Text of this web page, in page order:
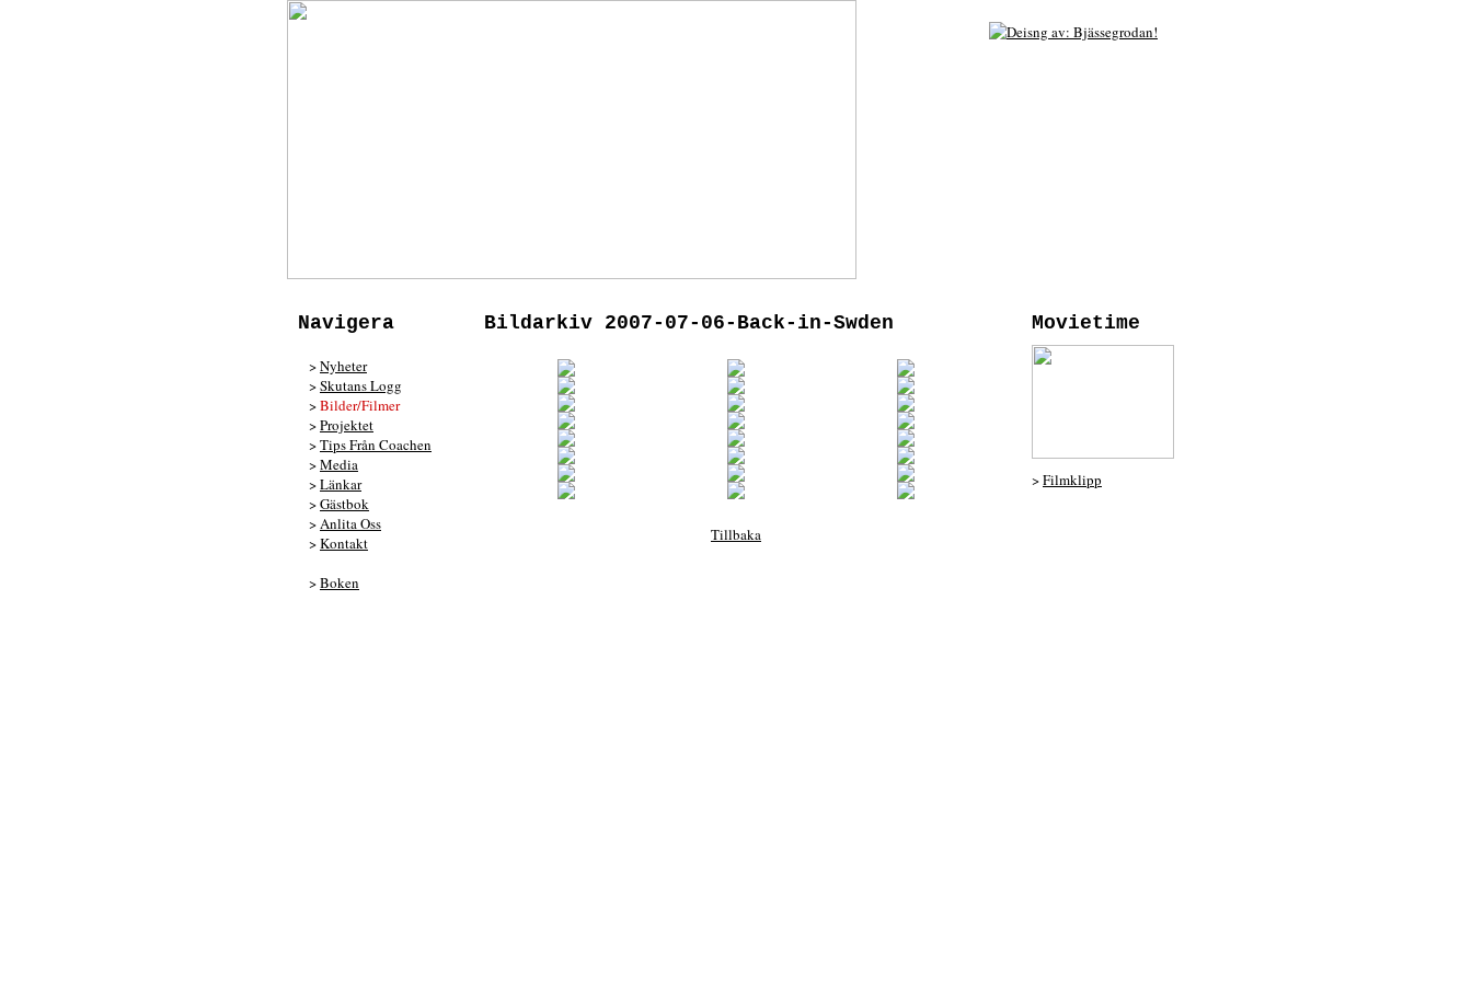
Navigera
>Nyheter
>Skutans Logg
>Bilder/Filmer
>Projektet
>Tips Från Coachen
>Media
>Länkar
>Gästbok
>Anlita Oss
>Kontakt
>Boken
Bildarkiv 2007-07-06-Back-in-Swden
Tillbaka
Movietime
>Filmklipp